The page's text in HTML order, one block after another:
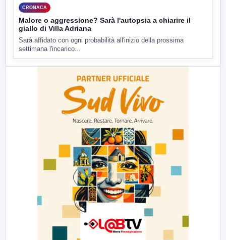
CRONACA
Malore o aggressione? Sarà l'autopsia a chiarire il
giallo di Villa Adriana
Sarà affidato con ogni probabilità all'inizio della prossima
settimana l'incarico...